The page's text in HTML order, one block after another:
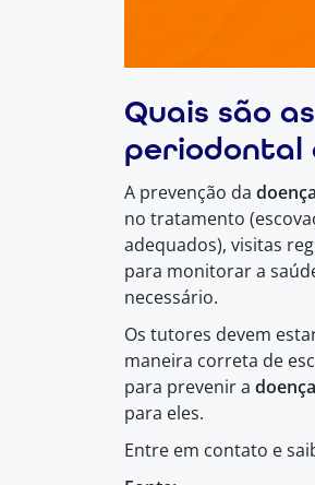
Quais são
periodontal
A prevenção da
no tratamento
adequados), visitas
para monitorar a
necessário.
Os tutores devem
maneira correta de
para prevenir a
para eles.
Entre em contato e